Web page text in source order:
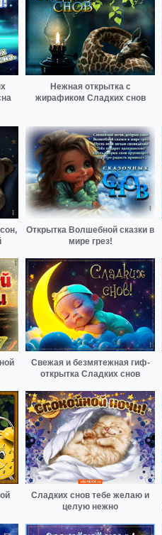
Нежная открытка с
жирафиком Сладких снов
Открытка Волшебной сказки в
мире грез!
Свежая и безмятежная гиф-
открытка Сладких снов
Сладких снов тебе желаю и
целую нежно